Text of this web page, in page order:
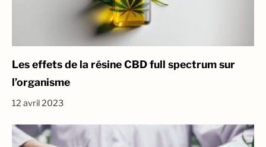
Les effets de la résine CBD full spectrum sur
l’organisme
12 avril 2023